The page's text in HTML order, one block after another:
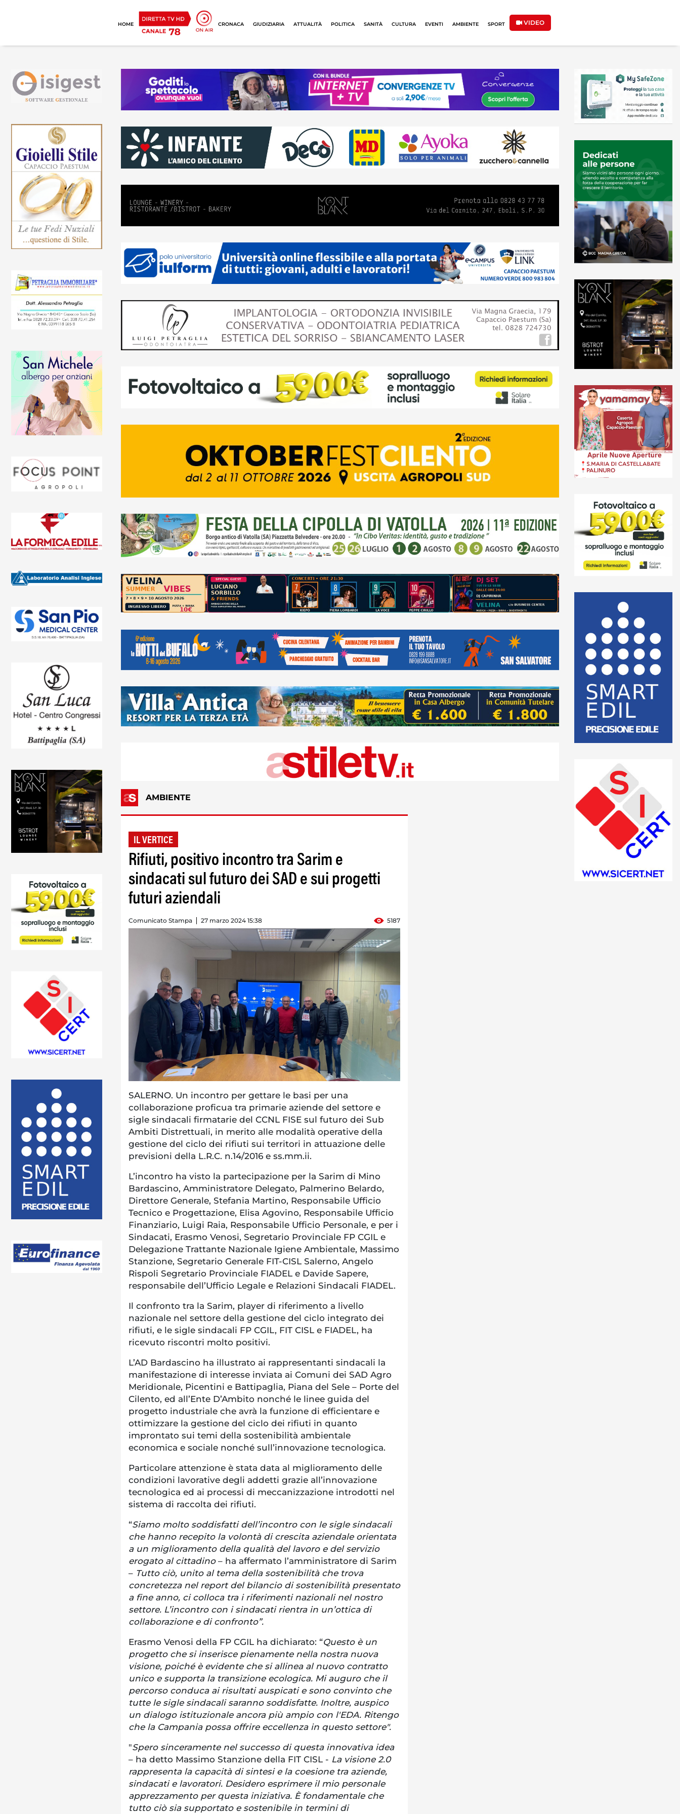
HOME CRONACA GIUDIZIARIA ATTUALITÀ POLITICA SANITÀ CULTURA EVENTI AMBIENTE SPORT VIDEO
AMBIENTE
IL VERTICE
Rifiuti, positivo incontro tra Sarim e
sindacati sul futuro dei SAD e sui progetti
futuri aziendali
Comunicato Stampa 27 marzo 2024 15:38 5187
SALERNO. Un incontro per gettare le basi per una
collaborazione proficua tra primarie aziende del settore e
sigle sindacali firmatarie del CCNL FISE sul futuro dei Sub
Ambiti Distrettuali, in merito alle modalità operative della
gestione del ciclo dei rifiuti sui territori in attuazione delle
previsioni della L.R.C. n.14/2016 e ss.mm.ii.
L’incontro ha visto la partecipazione per la Sarim di Mino
Bardascino, Amministratore Delegato, Palmerino Belardo,
Direttore Generale, Stefania Martino, Responsabile Ufficio
Tecnico e Progettazione, Elisa Agovino, Responsabile Ufficio
Finanziario, Luigi Raia, Responsabile Ufficio Personale, e per i
Sindacati, Erasmo Venosi, Segretario Provinciale FP CGIL e
Delegazione Trattante Nazionale Igiene Ambientale, Massimo
Stanzione, Segretario Generale FIT-CISL Salerno, Angelo
Rispoli Segretario Provinciale FIADEL e Davide Sapere,
responsabile dell’Ufficio Legale e Relazioni Sindacali FIADEL.
Il confronto tra la Sarim, player di riferimento a livello
nazionale nel settore della gestione del ciclo integrato dei
rifiuti, e le sigle sindacali FP CGIL, FIT CISL e FIADEL, ha
ricevuto riscontri molto positivi.
L’AD Bardascino ha illustrato ai rappresentanti sindacali la
manifestazione di interesse inviata ai Comuni dei SAD Agro
Meridionale, Picentini e Battipaglia, Piana del Sele – Porte del
Cilento, ed all’Ente D’Ambito nonché le linee guida del
progetto industriale che avrà la funzione di efficientare e
ottimizzare la gestione del ciclo dei rifiuti in quanto
improntato sui temi della sostenibilità ambientale
economica e sociale nonché sull’innovazione tecnologica.
Particolare attenzione è stata data al miglioramento delle
condizioni lavorative degli addetti grazie all’innovazione
tecnologica ed ai processi di meccanizzazione introdotti nel
sistema di raccolta dei rifiuti.
“Siamo molto soddisfatti dell’incontro con le sigle sindacali
che hanno recepito la volontà di crescita aziendale orientata
a un miglioramento della qualità del lavoro e del servizio
erogato al cittadino – ha affermato l’amministratore di Sarim
– Tutto ciò, unito al tema della sostenibilità che trova
concretezza nel report del bilancio di sostenibilità presentato
a fine anno, ci colloca tra i riferimenti nazionali nel nostro
settore. L’incontro con i sindacati rientra in un’ottica di
collaborazione e di confronto”.
Erasmo Venosi della FP CGIL ha dichiarato: “Questo è un
progetto che si inserisce pienamente nella nostra nuova
visione, poiché è evidente che si allinea al nuovo contratto
unico e supporta la transizione ecologica. Mi auguro che il
percorso conduca ai risultati auspicati e sono convinto che
tutte le sigle sindacali saranno soddisfatte. Inoltre, auspico
un dialogo istituzionale ancora più ampio con l'EDA. Ritengo
che la Campania possa offrire eccellenza in questo settore".
"Spero sinceramente nel successo di questa innovativa idea
– ha detto Massimo Stanzione della FIT CISL - La visione 2.0
rappresenta la capacità di sintesi e la coesione tra aziende,
sindacati e lavoratori. Desidero esprimere il mio personale
apprezzamento per questa iniziativa. È fondamentale che
tutto ciò sia supportato e sostenibile in termini di